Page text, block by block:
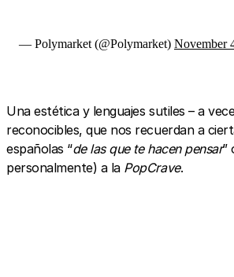
— Polymarket (@Polymarket) November
Una estética y lenguajes sutiles – a
reconocibles, que nos recuerdan a
españolas “de las que te hacen pensar”
personalmente) a la PopCrave.